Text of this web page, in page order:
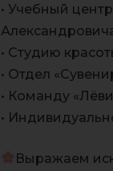
• Учебный
• Студию
• Отдел
• Команду
•
Выражаем